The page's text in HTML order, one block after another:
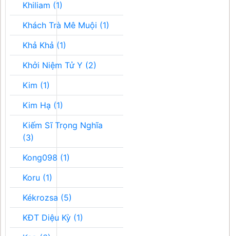
Khiliam (1)
Khách Trà Mê Muội (1)
Khả Khả (1)
Khởi Niệm Tử Y (2)
Kim (1)
Kim Hạ (1)
Kiếm Sĩ Trọng Nghĩa
(3)
Kong098 (1)
Koru (1)
Kékrozsa (5)
KĐT Diệu Kỳ (1)